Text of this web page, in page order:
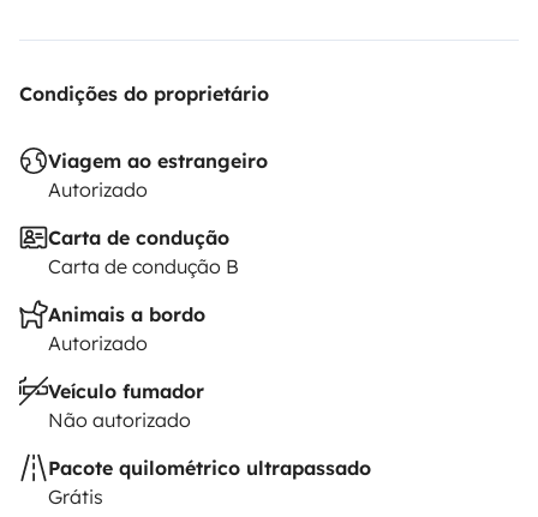
Condições do proprietário
Viagem ao estrangeiro
Autorizado
Carta de condução
Carta de condução B
Animais a bordo
Autorizado
Veículo fumador
Não autorizado
Pacote quilométrico ultrapassado
Grátis